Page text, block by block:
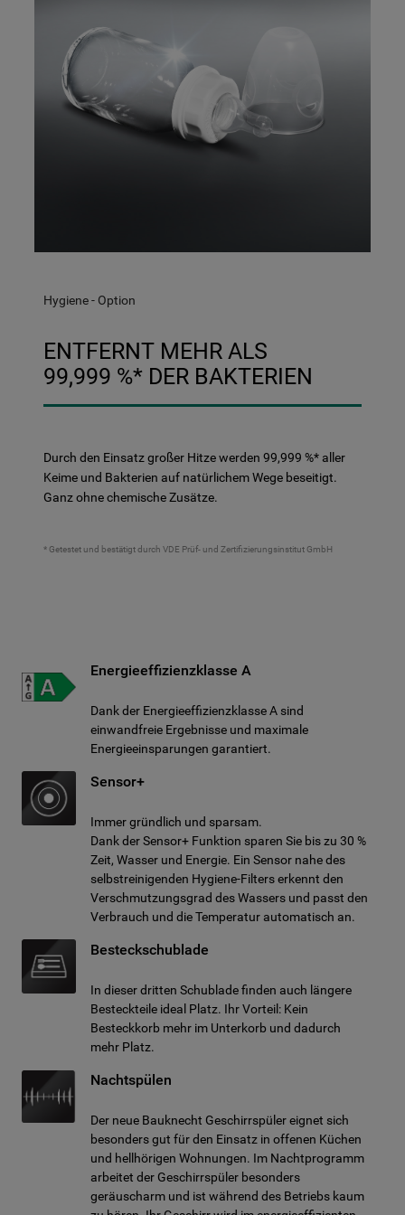
Hygiene - Option
ENTFERNT MEHR ALS
99,999 %* DER BAKTERIEN
Durch den Einsatz großer Hitze werden 99,999 %* aller
Keime und Bakterien auf natürlichem Wege beseitigt.
Ganz ohne chemische Zusätze.
* Getestet und bestätigt durch VDE Prüf- und Zertifizierungsinstitut GmbH
Energieeffizienzklasse A
Dank der Energieeffizienzklasse A sind
einwandfreie Ergebnisse und maximale
Energieeinsparungen garantiert.
Sensor+
Immer gründlich und sparsam.
Dank der Sensor+ Funktion sparen Sie bis zu 30 %
Zeit, Wasser und Energie. Ein Sensor nahe des
selbstreinigenden Hygiene-Filters erkennt den
Verschmutzungsgrad des Wassers und passt den
Verbrauch und die Temperatur automatisch an.
Besteckschublade
In dieser dritten Schublade finden auch längere
Besteckteile ideal Platz. Ihr Vorteil: Kein
Besteckkorb mehr im Unterkorb und dadurch
mehr Platz.
Nachtspülen
Der neue Bauknecht Geschirrspüler eignet sich
besonders gut für den Einsatz in offenen Küchen
und hellhörigen Wohnungen. Im Nachtprogramm
arbeitet der Geschirrspüler besonders
geräuscharm und ist während des Betriebs kaum